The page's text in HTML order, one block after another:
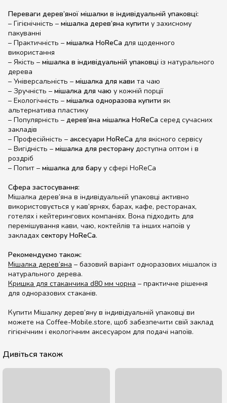
Переваги дерев’яної мішалки в індивідуальній упаковці:
– Гігієнічність – мішалка дерев’яна купити у захисному
пакуванні
– Практичність – мішалка HoReCa для щоденного
використання
– Якість – мішалка в індивідуальній упаковці із натурального
дерева
– Універсальність – мішалка для кави та чаю
– Зручність – мішалка для чаю у кожній порції
– Екологічність – мішалка одноразова купити як
альтернатива пластику
– Популярність – дерев’яна мішалка HoReCa серед сучасних
закладів
– Професійність – аксесуари HoReCa для якісного сервісу
– Вигідність – мішалка для ресторану доступна оптом і в
роздріб
– Попит – мішалка для бару у сфері HoReCa
Сфера застосування:
Мішалка дерев’яна в індивідуальній упаковці активно
використовується у кав’ярнях, барах, кафе, ресторанах,
готелях і кейтерингових компаніях. Вона підходить для
перемішування кави, чаю, коктейлів та інших напоїв у
закладах сектору HoReCa.
Рекомендуємо також:
Мішалка дерев’яна – базовий варіант одноразових мішалок із
натурального дерева.
Кришка для стаканчика d80 мм чорна – практичне рішення
для одноразових стаканів.
Купити Мішалку дерев’яну в індивідуальній упаковці ви
можете на Coffee-Mobile.store, щоб забезпечити свій заклад
гігієнічним і екологічним аксесуаром для подачі напоїв.
Дивіться також